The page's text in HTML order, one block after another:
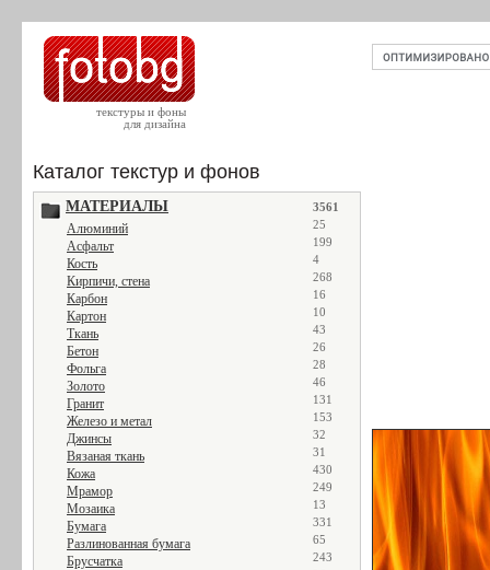
текстуры и фоны
для дизайна
Каталог текстур и фонов
МАТЕРИАЛЫ 3561
Алюминий 25
Асфальт 199
Кость 4
Кирпичи, стена 268
Карбон 16
Картон 10
Ткань 43
Бетон 26
Фольга 28
Золото 46
Гранит 131
Железо и метал 153
Джинсы 32
Вязаная ткань 31
Кожа 430
Мрамор 249
Мозаика 13
Бумага 331
Разлинованная бумага 65
Брусчатка 243